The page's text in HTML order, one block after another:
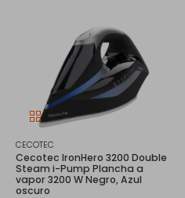
CECOTEC
Cecotec IronHero 3200 Double
Steam i-Pump Plancha a
vapor 3200 W Negro, Azul
oscuro